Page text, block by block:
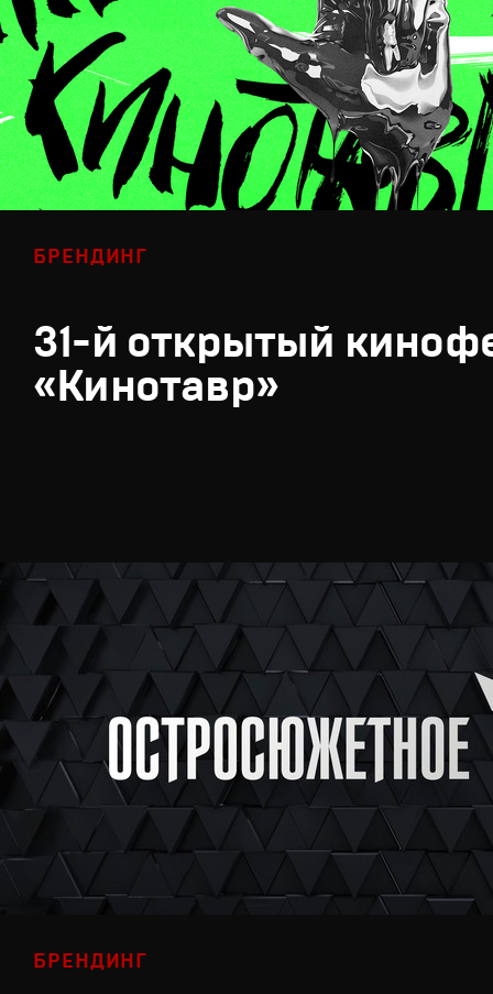
БРЕНДИНГ
31-й открытый
«Кинотавр»
БРЕНДИНГ